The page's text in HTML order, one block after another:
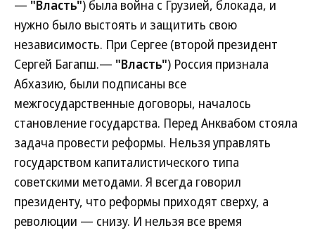
— "Власть") была война с Грузией, блокада, и
нужно было выстоять и защитить свою
независимость. При Сергее (второй президент
Сергей Багапш.— "Власть") Россия признала
Абхазию, были подписаны все
межгосударственные договоры, началось
становление государства. Перед Анквабом стояла
задача провести реформы. Нельзя управлять
государством капиталистического типа
советскими методами. Я всегда говорил
президенту, что реформы приходят сверху, а
революции — снизу. И нельзя все время